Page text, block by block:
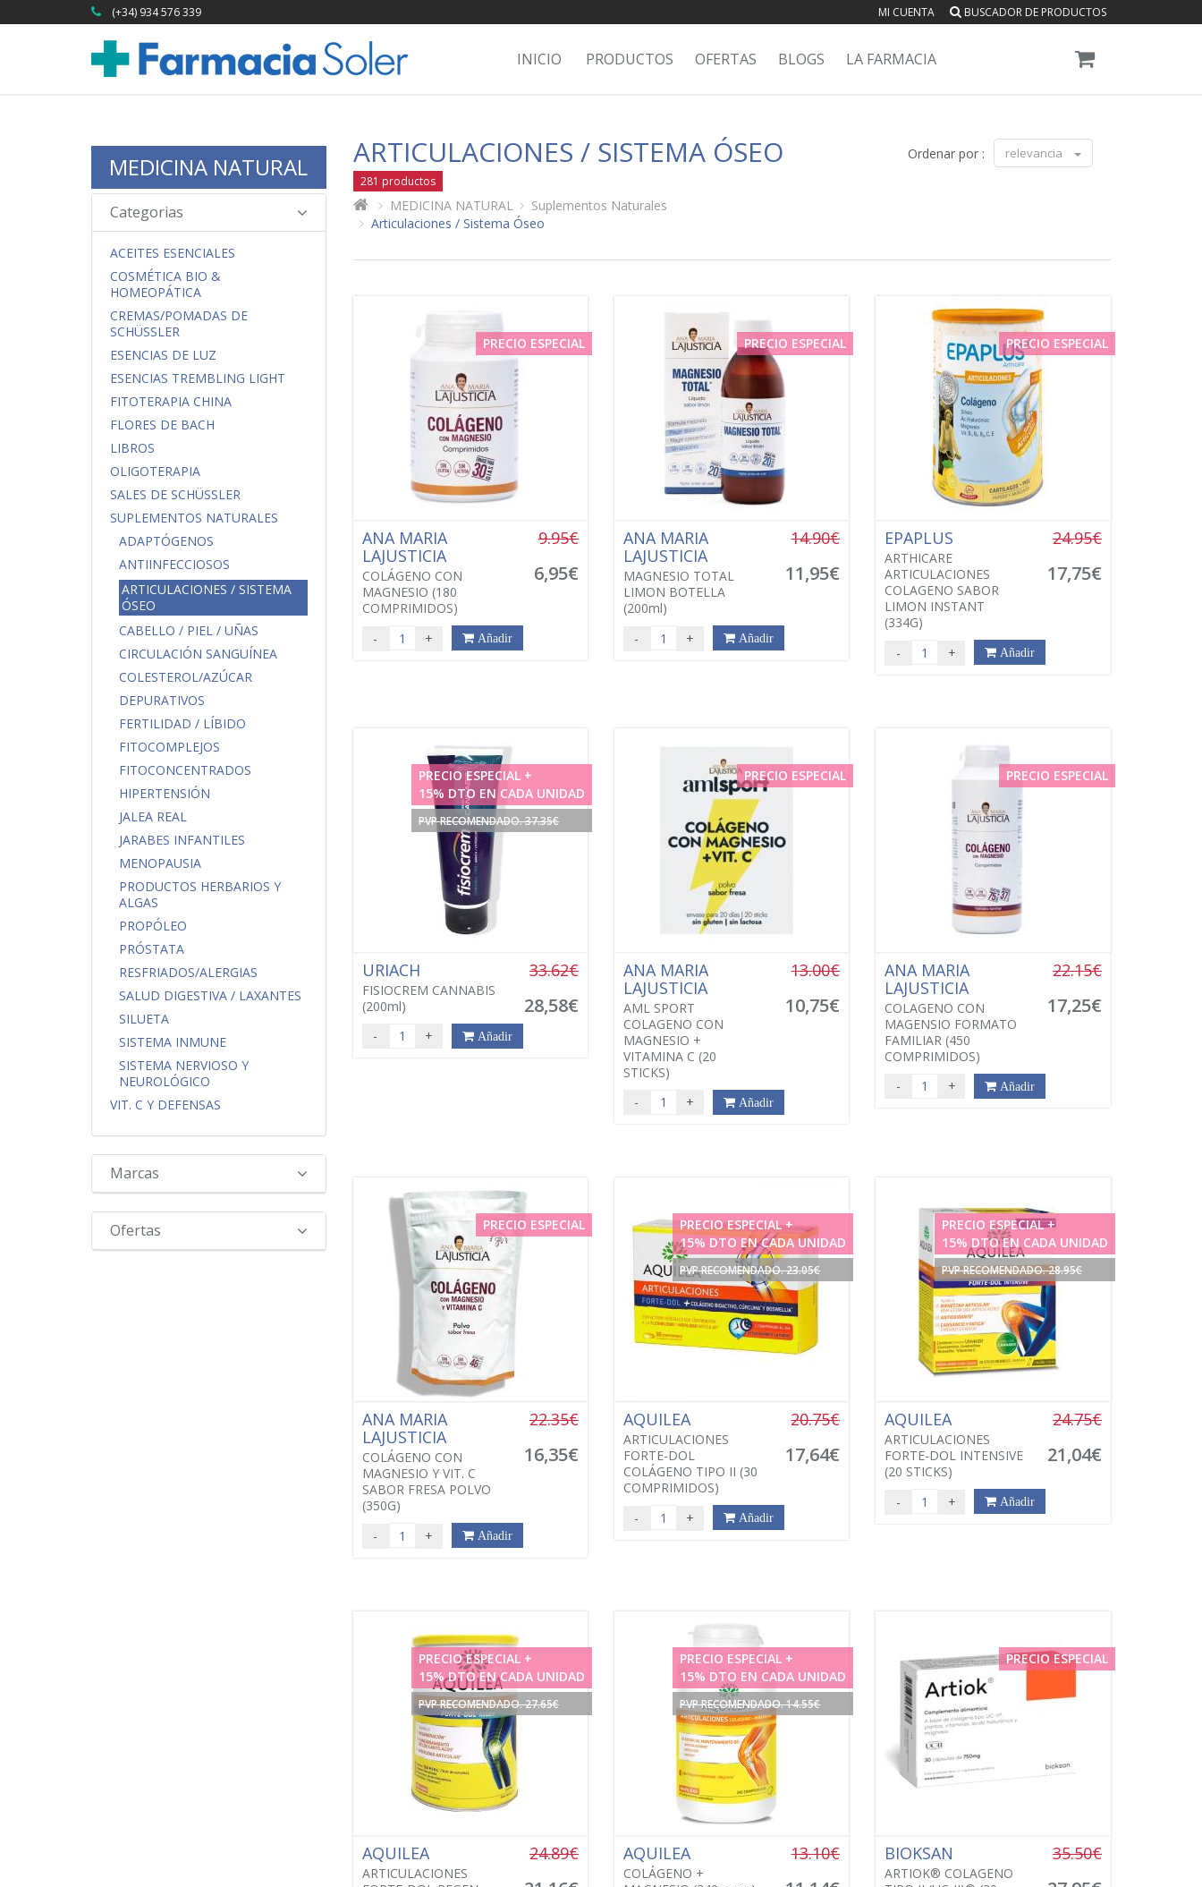
(+34) 934 576 339 MI CUENTA BUSCADOR DE PRODUCTOS
INICIO PRODUCTOS OFERTAS BLOGS LA FARMACIA
MEDICINA NATURAL
Categorias
ACEITES ESENCIALES
COSMÉTICA BIO &
HOMEOPÁTICA
CREMAS/POMADAS DE
SCHÜSSLER
ESENCIAS DE LUZ
ESENCIAS TREMBLING LIGHT
FITOTERAPIA CHINA
FLORES DE BACH
LIBROS
OLIGOTERAPIA
SALES DE SCHÜSSLER
SUPLEMENTOS NATURALES
ADAPTÓGENOS
ANTIINFECCIOSOS
ARTICULACIONES / SISTEMA
ÓSEO
CABELLO / PIEL / UÑAS
CIRCULACIÓN SANGUÍNEA
COLESTEROL/AZÚCAR
DEPURATIVOS
FERTILIDAD / LÍBIDO
FITOCOMPLEJOS
FITOCONCENTRADOS
HIPERTENSIÓN
JALEA REAL
JARABES INFANTILES
MENOPAUSIA
PRODUCTOS HERBARIOS Y
ALGAS
PROPÓLEO
PRÓSTATA
RESFRIADOS/ALERGIAS
SALUD DIGESTIVA / LAXANTES
SILUETA
SISTEMA INMUNE
SISTEMA NERVIOSO Y
NEUROLÓGICO
VIT. C Y DEFENSAS
Marcas
Ofertas
ARTICULACIONES / SISTEMA ÓSEO
281 productos
MEDICINA NATURAL
Suplementos Naturales
Articulaciones / Sistema Óseo
Ordenar por : relevancia
PRECIO ESPECIAL
ANA MARIA
LAJUSTICIA
COLÁGENO CON
MAGNESIO (180
COMPRIMIDOS)
9.95€
6,95€
- + Añadir
PRECIO ESPECIAL
ANA MARIA
LAJUSTICIA
MAGNESIO TOTAL
LIMON BOTELLA
(200ml)
14.90€
11,95€
- + Añadir
PRECIO ESPECIAL
EPAPLUS
ARTHICARE
ARTICULACIONES
COLAGENO SABOR
LIMON INSTANT
(334G)
24.95€
17,75€
- + Añadir
PRECIO ESPECIAL +
15% DTO EN CADA UNIDAD
PVP RECOMENDADO. 37.35€
URIACH
FISIOCREM CANNABIS
(200ml)
33.62€
28,58€
- + Añadir
PRECIO ESPECIAL
ANA MARIA
LAJUSTICIA
AML SPORT
COLAGENO CON
MAGNESIO +
VITAMINA C (20
STICKS)
13.00€
10,75€
- + Añadir
PRECIO ESPECIAL
ANA MARIA
LAJUSTICIA
COLAGENO CON
MAGENSIO FORMATO
FAMILIAR (450
COMPRIMIDOS)
22.15€
17,25€
- + Añadir
PRECIO ESPECIAL
ANA MARIA
LAJUSTICIA
COLÁGENO CON
MAGNESIO Y VIT. C
SABOR FRESA POLVO
(350G)
22.35€
16,35€
- + Añadir
PRECIO ESPECIAL +
15% DTO EN CADA UNIDAD
PVP RECOMENDADO. 23.05€
AQUILEA
ARTICULACIONES
FORTE-DOL
COLÁGENO TIPO II (30
COMPRIMIDOS)
20.75€
17,64€
- + Añadir
PRECIO ESPECIAL +
15% DTO EN CADA UNIDAD
PVP RECOMENDADO. 28.95€
AQUILEA
ARTICULACIONES
FORTE-DOL INTENSIVE
(20 STICKS)
24.75€
21,04€
- + Añadir
PRECIO ESPECIAL +
15% DTO EN CADA UNIDAD
PVP RECOMENDADO. 27.65€
AQUILEA
ARTICULACIONES
24.89€
PRECIO ESPECIAL +
15% DTO EN CADA UNIDAD
PVP RECOMENDADO. 14.55€
AQUILEA
COLÁGENO +
13.10€
PRECIO ESPECIAL
BIOKSAN
ARTIOK® COLAGENO
35.50€